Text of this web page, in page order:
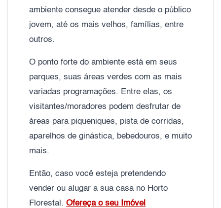
ambiente consegue atender desde o público
jovem, até os mais velhos, famílias, entre
outros.
O ponto forte do ambiente está em seus
parques, suas áreas verdes com as mais
variadas programações. Entre elas, os
visitantes/moradores podem desfrutar de
áreas para piqueniques, pista de corridas,
aparelhos de ginástica, bebedouros, e muito
mais.
Então, caso você esteja pretendendo
vender ou alugar a sua casa no Horto
Florestal. Ofereça o seu Imóvel